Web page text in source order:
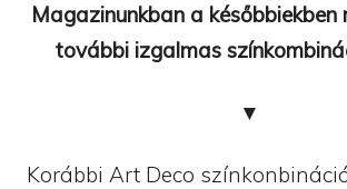
Magazinunkban a későbbiekben
további izgalmas
▼
Korábbi Art Deco